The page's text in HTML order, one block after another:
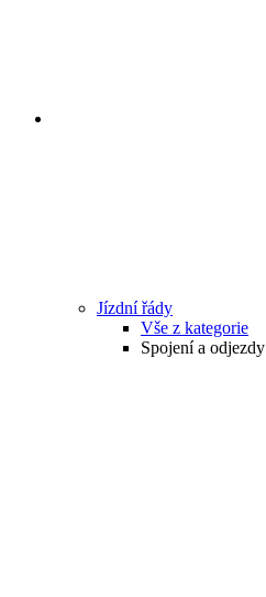
Jízdní řády
Vše z kategorie
Spojení a odjezdy